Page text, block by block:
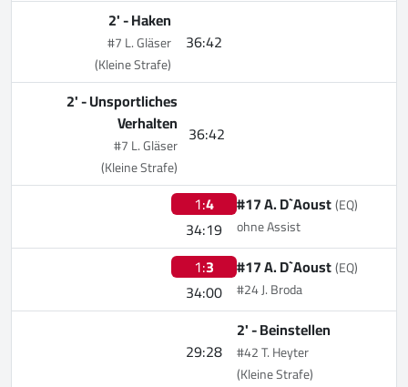
36:42
2' -Haken
#7 L. Gläser
(Kleine Strafe)
36:42
2' -Unsportliches
Verhalten
#7 L. Gläser
(Kleine Strafe)
1:4
34:19
#17 A. D`Aoust(EQ)
ohne Assist
1:3
34:00
#17 A. D`Aoust(EQ)
#24 J. Broda
29:28
2' -Beinstellen
#42 T. Heyter
(Kleine Strafe)